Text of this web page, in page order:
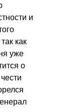
и
как
уже
о